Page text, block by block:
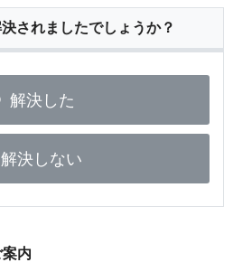
されましたでしょうか？
解決した
解決しない
内